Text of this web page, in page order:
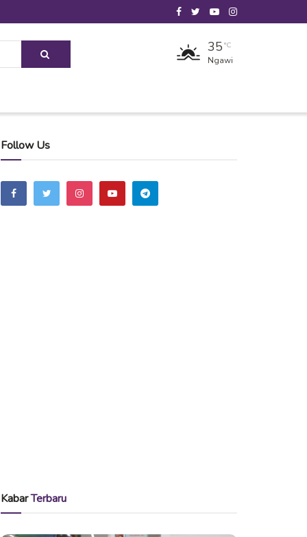
35 °C
Ngawi
Follow Us
KabarTerbaru